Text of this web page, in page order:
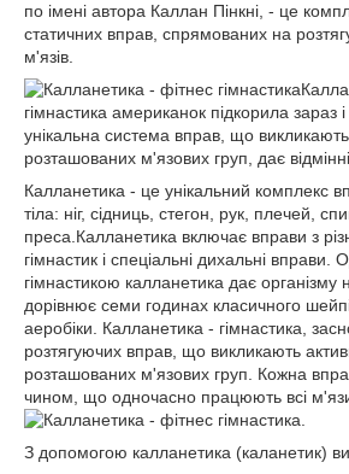
по імені автора Каллан Пінкні, - це
статичних вправ, спрямованих на
м'язів.
гімнастика американок підкорила зараз
унікальна система вправ, що викликають
розташованих м'язових груп, дає
Калланетика - це унікальний комплекс
тіла: ніг, сідниць, стегон, рук, плечей,
преса.Калланетика включає вправи з
гімнастик і спеціальні дихальні вправи.
гімнастикою калланетика дає організму
дорівнює семи годинах класичного
аеробіки. Калланетика - гімнастика,
розтягуючих вправ, що викликають
розташованих м'язових груп. Кожна
чином, що одночасно працюють всі м'язи
З допомогою калланетика (каланетик)